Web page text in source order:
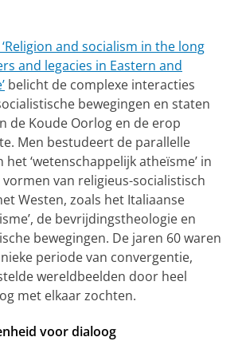
and socialism in the long
and legacies in Eastern and
belicht de complexe interacties
bewegingen en staten
de Koude Oorlog en de erop
Men bestudeert de parallelle
‘wetenschappelijk atheïsme’ in
van religieus-socialistisch
Westen, zoals het Italiaanse
de bevrijdingstheologie en
bewegingen. De jaren 60 waren
periode van convergentie,
wereldbeelden door heel
met elkaar zochten.
voor dialoog